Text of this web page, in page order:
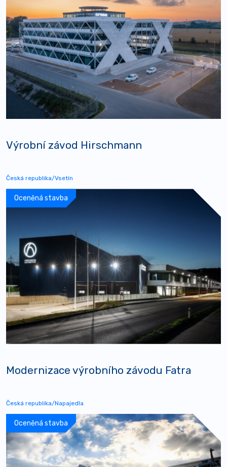
Výrobní závod Hirschmann
Česká republika/Vsetín
Oceněná stavba
Modernizace výrobního závodu Fatra
Česká republika/Napajedla
Oceněná stavba